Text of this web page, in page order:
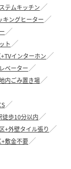
テムキッチン
キングヒーター
ト
インターホン
ベーター
内ごみ置き場
徒歩10分以内
+外壁タイル張り
敷金不要